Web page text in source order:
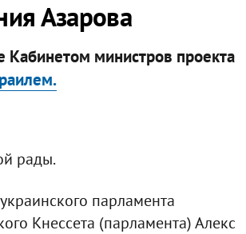
Азарова
министров проекта
рады.
парламента
Кнессета (парламента) Алекс